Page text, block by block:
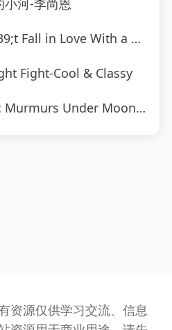
小河-李尚恩
With a Dreamer-Countdown Chartbusters
Fight-Cool & Classy
Rain Sound Studio、Rain for Deep Sleep、Easy Sleep Music
资源仅供学习交流、信息